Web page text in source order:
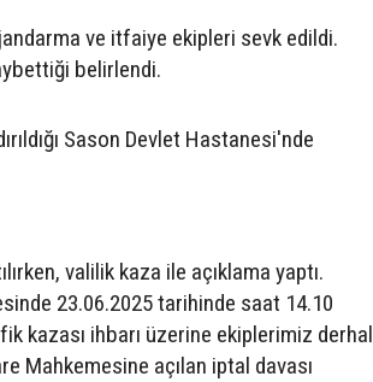
ve itfaiye ekipleri sevk edildi.
belirlendi.
Sason Devlet Hastanesi'nde
valilik kaza ile açıklama yaptı.
23.06.2025 tarihinde saat 14.10
kazası ihbarı üzerine ekiplerimiz derhal
Mahkemesine açılan iptal davası